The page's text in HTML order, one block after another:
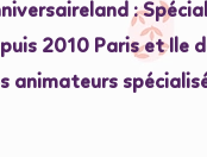
:
2010 Paris et Ile
animateurs